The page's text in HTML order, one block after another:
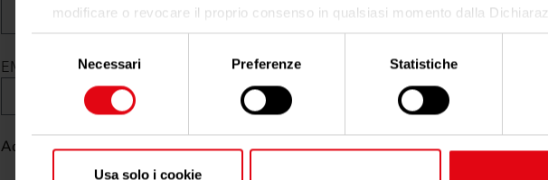
modificare o revocare il proprio consenso in qualsiasi momento dalla
cookie o facendo clic sull'icona di attivazione della privacy.
raccogliere informazioni sulla tua posizione geografica, con
Identificare il tuo dispositivo, scansionandolo attivamente alla ricerca di
caratteristiche specifiche (impronte digitali).
consenso
Necessari Preferenze Statistiche
Usa solo i cookie
EMail* Telefono*
Accettazione della privacy